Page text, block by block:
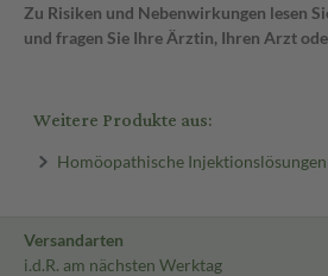
Zu Risiken und Nebenwirkungen lesen
und fragen Sie Ihre Ärztin, Ihren Arzt
Weitere Produkte aus:
Homöopathische Injektionslösungen
Versandarten
i.d.R. am nächsten Werktag